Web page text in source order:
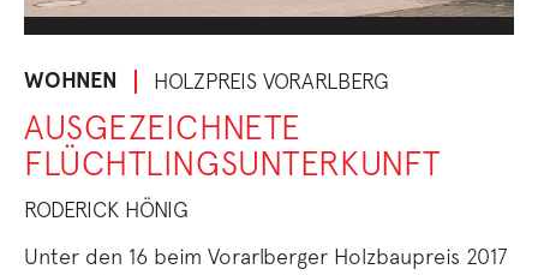
WOHNEN HOLZPREIS VORARLBERG
AUSGEZEICHNETE
FLÜCHTLINGSUNTERKUNFT
RODERICK HÖNIG
Unter den 16 beim Vorarlberger Holzbaupreis 2017